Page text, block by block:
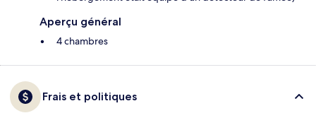
Aperçu général
4 chambres
Frais et politiques